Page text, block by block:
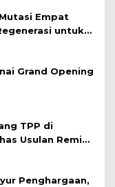
Empat
untuk
Grand Opening
TPP di
Usulan Remisi
Penghargaan,